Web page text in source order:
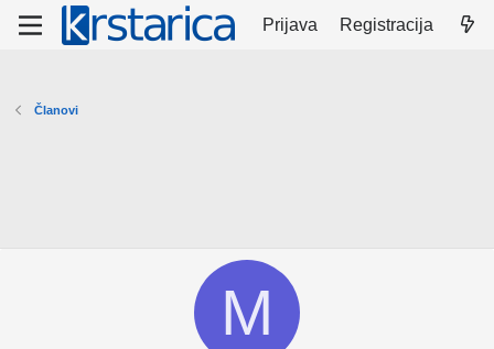
Prijava Registracija
Članovi
M